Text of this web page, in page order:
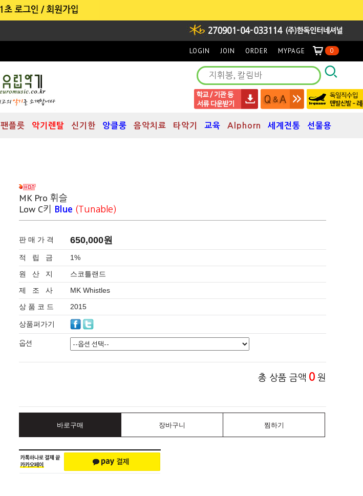
LOGIN JOIN ORDER MYPAGE 0
팬플릇 악기렌탈 신기한 앙클룽 음악치료 타악기 교육 Alphorn 세계전통 선물용
MK Pro 휘슬
Low C키
Blue (Tunable)
판 매 가 격 650,000원
적 립 금
1%
원 산 지
스코틀랜드
제 조 사
MK Whistles
상 품 코 드
2015
상품퍼가기
옵션
총 상품 금액 0 원
바로구매 장바구니 찜하기